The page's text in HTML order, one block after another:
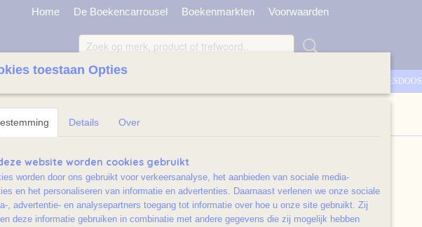
Home De Boekencarrousel Boekenmarkten Voorwaarden
KRASJESDOOS
>Meesterlijk!
Meesterlijk!
€ 7,50 (inclusief btw 9%)
✓ Op voorraad
toestaan Opties
Details Over
website worden cookies gebruikt
worden door ons gebruikt voor verkeersanalyse, het aanbieden van sociale media-
en het personaliseren van informatie en advertenties. Daarnaast verlenen we onze sociale
, advertentie- en analysepartners toegang tot informatie over hoe u onze site gebruikt. Zij
deze informatie gebruiken in combinatie met andere gegevens die zij mogelijk hebben